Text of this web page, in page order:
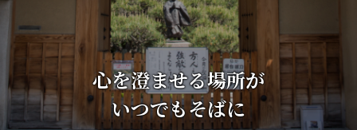
心を澄ませる場所が
いつでもそばに